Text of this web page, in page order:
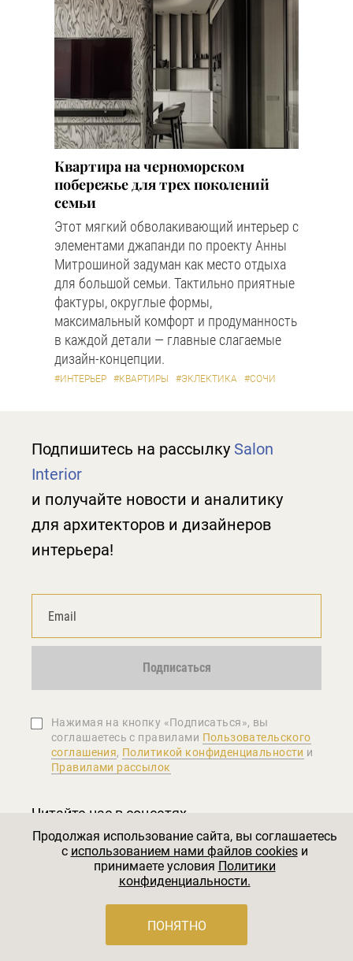
Квартира на черноморском
побережье для трех поколений
семьи
Этот мягкий обволакивающий интерьер с
элементами джапанди по проекту Анны
Митрошиной задуман как место отдыха
для большой семьи. Тактильно приятные
фактуры, округлые формы,
максимальный комфорт и продуманность
в каждой детали — главные слагаемые
дизайн-концепции.
#ИНТЕРЬЕР #КВАРТИРЫ #ЭКЛЕКТИКА #СОЧИ
Подпишитесь на рассылку Salon
Interior
и получайте новости и аналитику
для архитекторов и дизайнеров
интерьера!
Подписаться
Нажимая на кнопку «Подписаться», вы
соглашаетеcь с правилами Пользовательского
соглашения, Политикой конфиденциальности и
Правилами рассылок
Читайте нас в соцсетях
Продолжая использование сайта, вы соглашаетесь
c использованием нами файлов cookiesи
принимаете условия Политики
конфиденциальности.
ПОНЯТНО